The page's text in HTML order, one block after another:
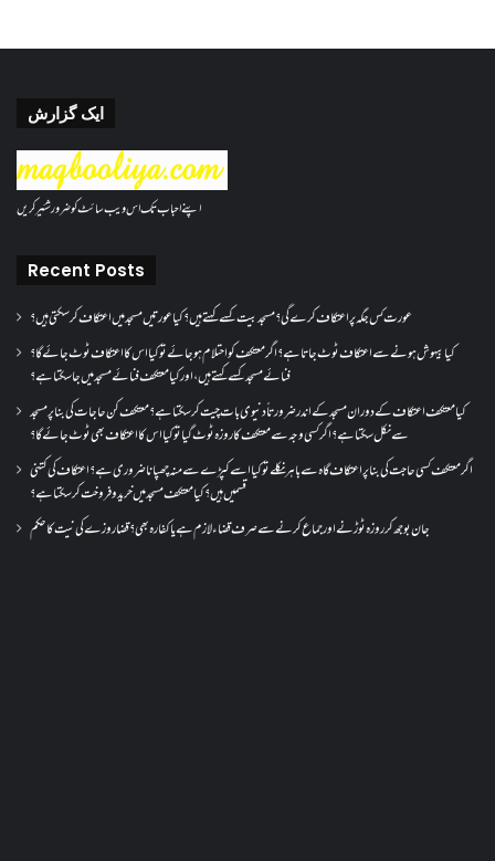
ایک گزارش
اپنے احباب تک اس ویب سائٹ کو ضرور شئیر کریں
Recent Posts
عورت کس جگہ پر اعتکاف کرے گی؟مسجد بیت کسے کہتے ہیں؟کیا عورتیں مسجد میں اعتکاف کر سکتی ہیں؟
کیا بیہوش ہونے سے اعتکاف ٹوٹ جاتا ہے؟ اگر معتکف کو احتلام ہو جائے تو کیا اس کا اعتکاف ٹوٹ جائے گا؟
فنائے مسجد کسے کہتے ہیں ، اور کیا معتکف فنائے مسجد میں جا سکتا ہے؟
کیا معتکف اعتکاف کے دوران مسجد کے اندر ضرورتاً دنیوی بات چیت کر سکتا ہے؟معتکف کن حاجات کی بنا پر مسجد
سے نکل سکتا ہے؟ اگر کسی وجہ سے معتکف کا روزہ ٹوٹ گیا تو کیا اس کا اعتکاف بھی ٹوٹ جائے گا؟
اگر معتکف کسی حاجت کی بنا پر اعتکاف گاہ سے باہر نکلے تو کیا اسے کپڑے سے منہ چھپانا ضروری ہے؟اعتکاف کی کتنی
قسمیں ہیں؟کیا معتکف مسجد میں خرید و فروخت کر سکتا ہے؟
جان بوجھ کر روزہ ٹوڑنے اور جماع کرنے سے صرف قضاء لازم ہے یا کفارہ بھی؟ قضا روزے کی نیت کا حکم